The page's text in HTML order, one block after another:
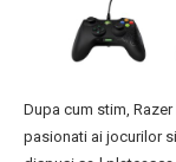
Dupa cum stim,
pasionati ai jocurilor